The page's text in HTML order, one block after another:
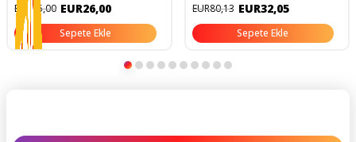
EUR65,00 EUR26,00
Sepete Ekle
EUR80,13 EUR32,05
Sepete Ekle